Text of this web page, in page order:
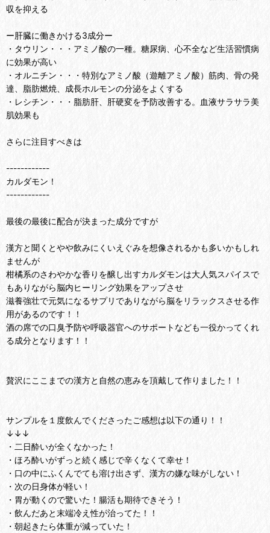
収を抑える
ー肝臓に働きかける3成分ー
・タウリン・・・アミノ酸の一種。糖尿病、心不全など生活習慣病
に効果が高い
・オルニチン・・・特別なアミノ酸（遊離アミノ酸）筋肉、骨の発
達、脂肪燃焼、成長ホルモンの分泌をよくする
・レシチン・・・脂肪肝、肝硬変を予防改善する。血液サラサラ美
肌効果も
さらに注目すべきは
------------
カルダモン！
------------
最後の最後に配合が決まった成分ですが
漢方と聞くとやや飲みにくいえぐみを想像されるかも多いかもしれ
ませんが
柑橘系のさわやかな香りを醸し出すカルダモンは大人気スパイスで
もありながら脳内ヒーリング効果をアップさせ
滋養強壮で元気になるサプリでありながら脳をリラックスさせる作
用があるのです！！
酒の席での口臭予防や呼吸器官へのサポートなども一役かってくれ
る成分となります！！
贅沢にここまでの漢方と自然の恵みを頂戴して作りました！！
サンプルを１度飲んでくださったご感想は以下の通り！！
↓↓↓
・二日酔いが全くなかった！
・ほろ酔いがずっと続く感じで辛くなくて幸せ！
・口の中にふくんでても溶け出さず、漢方の嫌な味がしない！
・次の日身体が軽い！
・胃が動くので驚いた！腸活も期待できそう！
・飲んだあと末端冷え性が治ってた！！
・朝起きたら体重が減っていた！